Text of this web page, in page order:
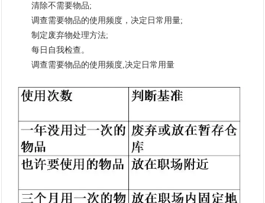
清除不需要物品;
调查需要物品的使用频度，决定日常用量;
制定废弃物处理方法;
每日自我检查。
调查需要物品的使用频度,决定日常用量